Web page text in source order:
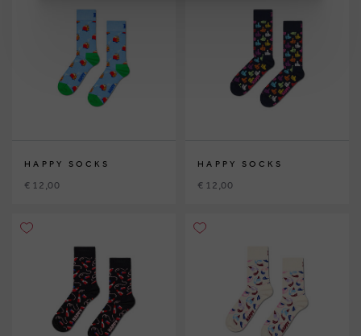
HAPPY SOCKS
€ 12,00
HAPPY SOCKS
€ 12,00